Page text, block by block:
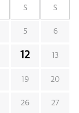
S S
5 6
12 13
19 20
26 27